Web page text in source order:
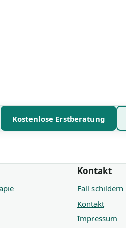
Kostenlose Erstberatung
Kontakt
Fall schildern
Kontakt
Impressum